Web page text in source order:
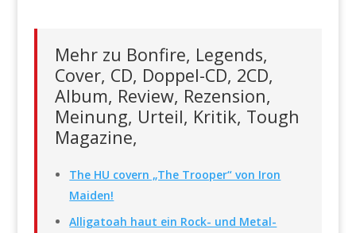
Mehr zu Bonfire, Legends,
Cover, CD, Doppel-CD, 2CD,
Album, Review, Rezension,
Meinung, Urteil, Kritik, Tough
Magazine,
The HU covern „The Trooper“ von Iron
Maiden!
Alligatoah haut ein Rock- und Metal-